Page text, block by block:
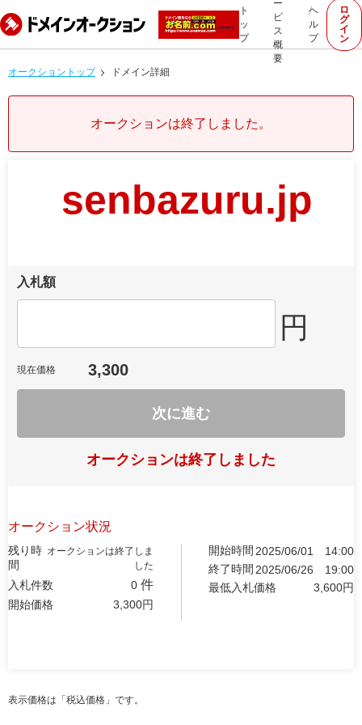
ト
ッ
プ
ー
ビ
ス
概
要
ヘ
ル
プ
ロ
グ
イ
ン
オークショントップ ドメイン詳細
オークションは終了しました。
senbazuru.jp
入札額
円
現在価格 3,300
次に進む
オークションは終了しました
オークション状況
残り時
間
オークションは終了しま
した
入札件数 0 件
開始価格 3,300円
開始時間 2025/06/01
14:00
終了時間 2025/06/26
19:00
最低入札価格
3,600円
表示価格は「税込価格」です。